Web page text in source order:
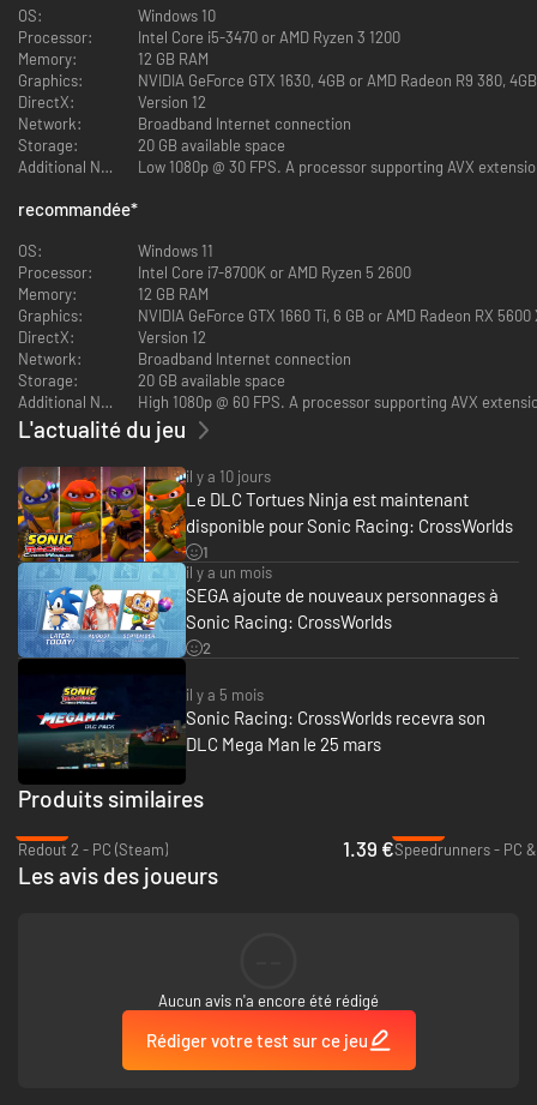
• Pack de personnages Sonic Prime - Personnages jouables : Rusty Rose,
Tails Nine, Knuckles la Terreur (disponible au lancement)
* Le contenu de ce pack sera également vendu séparément et disponible
au cours des 12 mois suivant le lancement.
* Consulte le site officiel pour plus d'infos sur les produits et les dates de
sortie.
OS:
Windows 10
Processor:
Intel Core i5-3470 or AMD Ryzen 3 1200
Memory:
12 GB RAM
Graphics:
NVIDIA GeForce GTX 1630, 4GB or AMD Radeon R9 380,
DirectX:
Version 12
Network:
Broadband Internet connection
Storage:
20 GB available space
Additional Notes:
Low 1080p @ 30 FPS. A processor supporting AVX
recommandée*
OS:
Windows 11
Processor:
Intel Core i7-8700K or AMD Ryzen 5 2600
Memory:
12 GB RAM
Graphics:
NVIDIA GeForce GTX 1660 Ti, 6 GB or AMD Radeon RX 5600
DirectX:
Version 12
Network:
Broadband Internet connection
Storage:
20 GB available space
Additional Notes:
High 1080p @ 60 FPS. A processor supporting AVX
L'actualité du jeu
il y a 10 jours
Le DLC Tortues Ninja est maintenant
disponible pour Sonic Racing: CrossWorlds
1
il y a un mois
SEGA ajoute de nouveaux personnages à
Sonic Racing: CrossWorlds
2
il y a 5 mois
Sonic Racing: CrossWorlds recevra son
DLC Mega Man le 25 mars
Produits similaires
Redout 2 - PC (Steam)
1.39 €Speedrunners - PC
Les avis des joueurs
Aucun avis n'a encore été rédigé
Rédiger votre test sur ce jeu